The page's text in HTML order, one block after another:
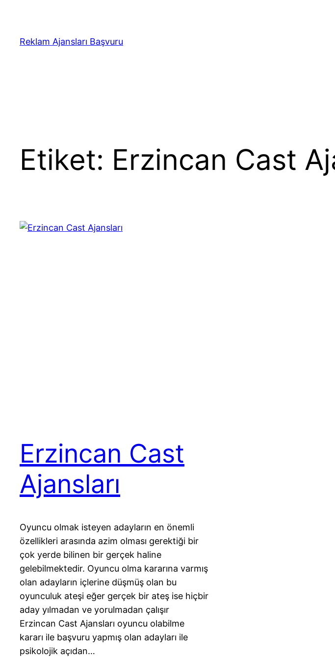
Reklam Ajansları Başvuru
Etiket: Erzincan Cast
Erzincan Cast
Ajansları
Oyuncu olmak isteyen adayların en önemli
özellikleri arasında azim olması gerektiği bir
çok yerde bilinen bir gerçek haline
gelebilmektedir. Oyuncu olma kararına varmış
olan adayların içlerine düşmüş olan bu
oyunculuk ateşi eğer gerçek bir ateş ise hiçbir
aday yılmadan ve yorulmadan çalışır
Erzincan Cast Ajansları oyuncu olabilme
kararı ile başvuru yapmış olan adayları ile
psikolojik açıdan…